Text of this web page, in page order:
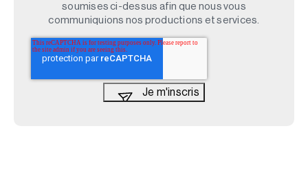
soumises ci-dessus afin que nous vous
communiquions nos productions et services.